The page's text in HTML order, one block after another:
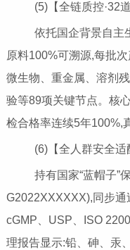
(5)【全链质控·32道
依托国企背景自主生
原料100%可溯源,每批
微生物、重金属、溶剂
验等89项关键节点。核
检合格率连续5年100%,
(6)【全人群安全适配
持有国家“蓝帽子”保
G2022XXXXXX),同步通
cGMP、USP、ISO
理报告显示:铅、砷、汞